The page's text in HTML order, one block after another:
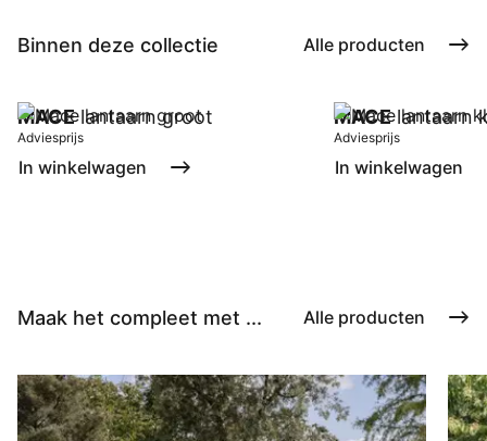
Binnen deze collectie Alle producten
MACElantaarn groot
Adviesprijs
In winkelwagen
MACElantaarn
Adviesprijs
In winkelwagen
Maak het compleet met ... Alle producten